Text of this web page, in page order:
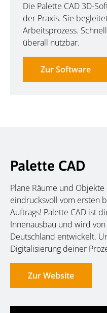
Die Palette CAD 3D-
der Praxis. Sie
Arbeitsprozess.
überall nutzbar.
Zur Software
Palette CAD
Plane Räume und
eindrucksvoll vom ersten
Auftrags! Palette CAD ist
Innenausbau und wird
Deutschland entwickelt.
Digitalisierung deiner
Zur Website